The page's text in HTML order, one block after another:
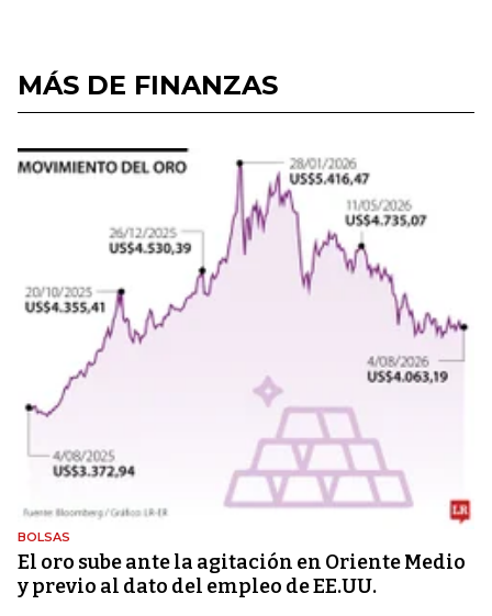
MÁS DE FINANZAS
BOLSAS
El oro sube ante la agitación en Oriente Medio
y previo al dato del empleo de EE.UU.